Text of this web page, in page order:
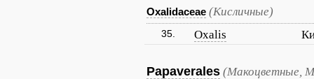
Oxalidaceae (Кисличные)
35. Oxalis
Papaverales (Макоцветные,